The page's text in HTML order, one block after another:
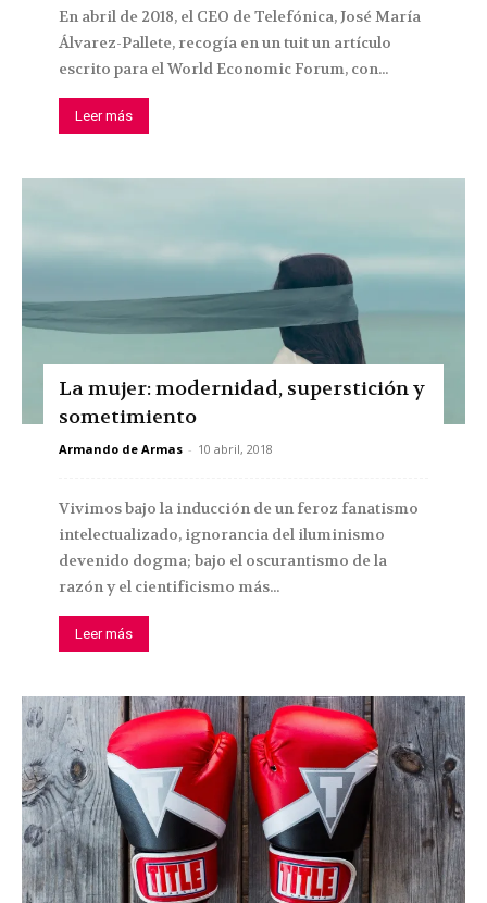
En abril de 2018, el CEO de Telefónica, José María
Álvarez-Pallete, recogía en un tuit un artículo
escrito para el World Economic Forum, con...
Leer más
La mujer: modernidad, superstición y
sometimiento
Armando de Armas - 10 abril, 2018
Vivimos bajo la inducción de un feroz fanatismo
intelectualizado, ignorancia del iluminismo
devenido dogma; bajo el oscurantismo de la
razón y el cientificismo más...
Leer más